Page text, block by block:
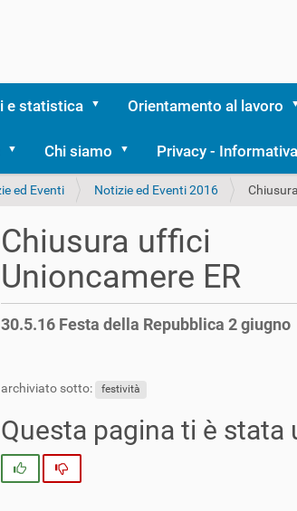
e statistica Orientamento al lavoro
Chi siamo Privacy -
ed Eventi Notizie ed Eventi 2016
Chiusura uffici
Unioncamere ER
30.5.16 Festa della Repubblica 2 giugno
archiviato sotto: festività
Questa pagina ti è stata
Si